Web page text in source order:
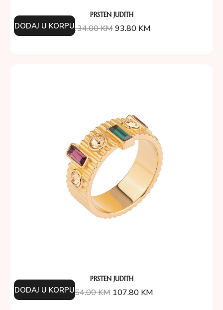
PRSTEN JUDITH
134.00KM93.80 KM
DODAJ U KORPU
PRSTEN JUDITH
154.00KM 107.80 KM
DODAJ U KORPU